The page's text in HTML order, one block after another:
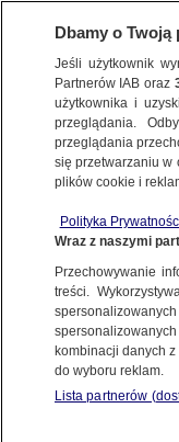
ŚWIAT
"Potwór z
25.01.2024, 14:51
Udostępnij
Dbamy o Twoją
Jeśli użytkownik
Partnerów IAB oraz
użytkownika i
przeglądania.
przeglądania
się przetwarzaniu w
plików cookie i
Polityka
Wraz z naszymi
Przechowywanie
treści.
kombinacji danych
do wyboru reklam.
Lista partnerów